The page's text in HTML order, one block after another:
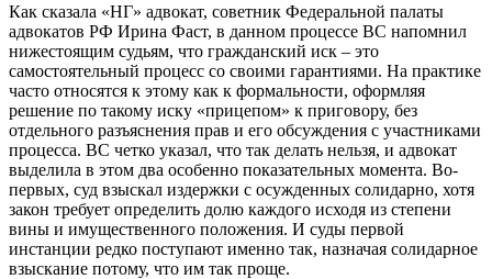
Как сказала «НГ» адвокат, советник Федеральной палаты
адвокатов РФ Ирина Фаст, в данном процессе ВС напомнил
нижестоящим судьям, что гражданский иск – это
самостоятельный процесс со своими гарантиями. На практике
часто относятся к этому как к формальности, оформляя
решение по такому иску «прицепом» к приговору, без
отдельного разъяснения прав и его обсуждения с участниками
процесса. ВС четко указал, что так делать нельзя, и адвокат
выделила в этом два особенно показательных момента. Во-
первых, суд взыскал издержки с осужденных солидарно, хотя
закон требует определить долю каждого исходя из степени
вины и имущественного положения. И суды первой
инстанции редко поступают именно так, назначая солидарное
взыскание потому, что им так проще.